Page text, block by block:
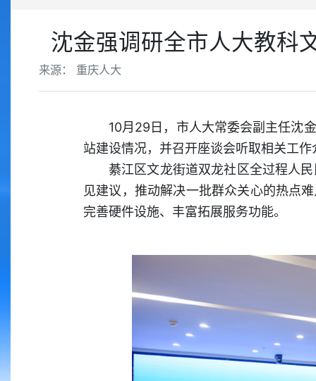
沈金强调研全市人大教科
来源： 重庆人大
10月29日，市人大常委会副主任沈
站建设情况，并召开座谈会听取相关工
綦江区文龙街道双龙社区全过程人
见建议，推动解决一批群众关心的热点
完善硬件设施、丰富拓展服务功能。